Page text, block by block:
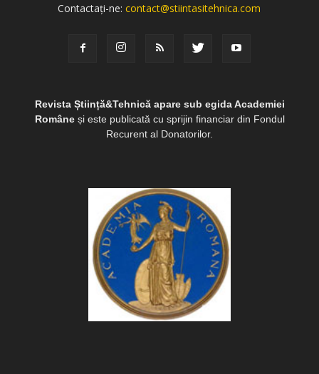
Contactați-ne:contact@stiintasitehnica.com
Revista Știință&Tehnică apare sub egida Academiei
Româneși este publicată cu sprijin financiar din Fondul
Recurent al Donatorilor.